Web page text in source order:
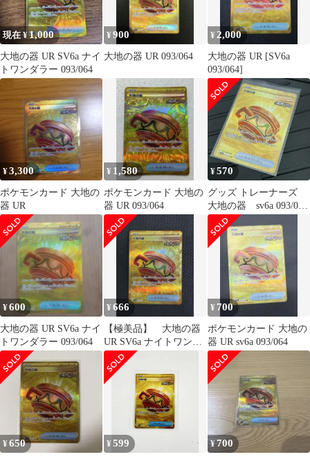
現在 ¥1,000
大地の器 UR SV6a ナイ
トワンダラー 093/064
¥900
大地の器 UR 093/064
¥ 2,000
大地の器 UR [SV6a
093/064]
¥3,300
ポケモンカード 大地の
器 UR
¥ 1,580
ポケモンカード 大地の
器 UR 093/064
¥570
グッズ トレーナーズ
大地の器 sv6a 093/064
UR
¥600
大地の器 UR SV6a ナイ
トワンダラー 093/064
¥666
【極美品】 大地の器
UR SV6a ナイトワンダ
ラー 093/064
¥ 700
ポケモンカード 大地の
器 UR sv6a 093/064
¥650 ¥599 ¥700